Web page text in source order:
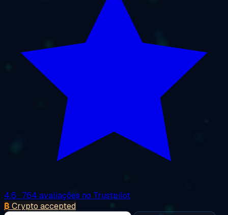
4.6 · 764 avaliações no Trustpilot
₿ Crypto accepted